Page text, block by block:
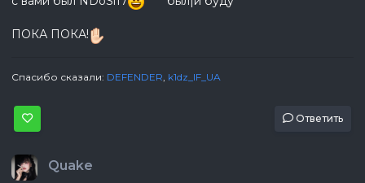
ПОКА ПОКА!
Спасибо сказали: DEFENDER k1dz_IF_UA
Ответить
Quake